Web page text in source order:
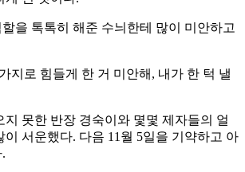
을 톡톡히 해준 수늬한테 많이 미안하고
지로 힘들게 한 거 미안해, 내가 한 턱 낼
지 못한 반장 경숙이와 몇몇 제자들의 얼
이 서운했다. 다음 11월 5일을 기약하고 아